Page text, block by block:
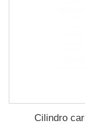
Cilindro